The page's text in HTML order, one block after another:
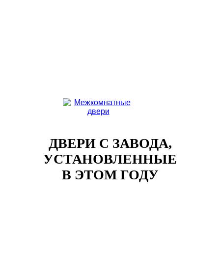
ДВЕРИ С ЗАВОДА,
УСТАНОВЛЕННЫЕ
В ЭТОМ ГОДУ